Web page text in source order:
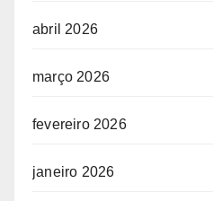
abril 2026
março 2026
fevereiro 2026
janeiro 2026